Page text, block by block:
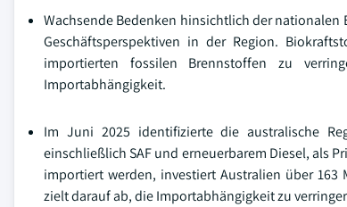
Wachsende Bedenken hinsichtlich der
Geschäftsperspektiven in der Region.
importierten fossilen Brennstoffen zu
Importabhängigkeit.
Im Juni 2025 identifizierte die australische
einschließlich SAF und erneuerbarem Diesel, als
importiert werden, investiert Australien über
zielt darauf ab, die Importabhängigkeit zu